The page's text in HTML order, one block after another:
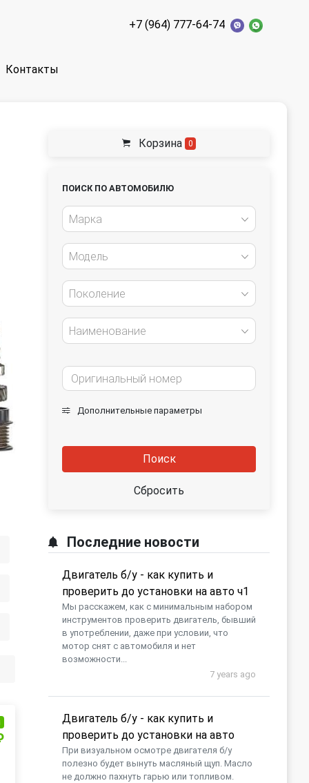
+7 (964) 777-64-74
Контакты
Корзина 0
ПОИСК ПО АВТОМОБИЛЮ
Марка
Модель
Поколение
Наименование
Дополнительные параметры
Поиск
Сбросить
Последние новости
Двигатель б/у - как купить и
проверить до установки на авто ч1
Мы расскажем, как с минимальным набором
инструментов проверить двигатель, бывший
в употреблении, даже при условии, что
мотор снят с автомобиля и нет
возможности...
7 years ago
Двигатель б/у - как купить и
проверить до установки на авто
При визуальном осмотре двигателя б/у
полезно будет вынуть масляный щуп. Масло
не должно пахнуть гарью или топливом.